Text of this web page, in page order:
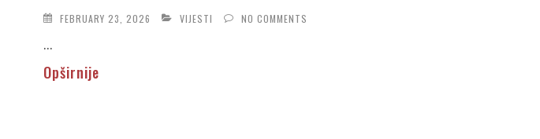
FEBRUARY 23, 2026 VIJESTI NO COMMENTS
...
Opširnije